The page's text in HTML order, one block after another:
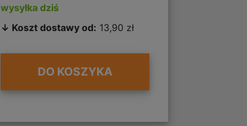
wysyłka dziś
↓ Koszt dostawy od: 13,90 zł
DO KOSZYKA